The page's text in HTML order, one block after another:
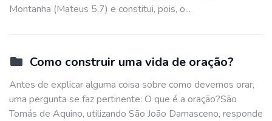
Montanha (Mateus 5,7) e constitui, pois, o...
Como construir uma vida de oração?
Antes de explicar alguma coisa sobre como devemos orar,
uma pergunta se faz pertinente: O que é a oração?São
Tomás de Aquino, utilizando São João Damasceno, responde